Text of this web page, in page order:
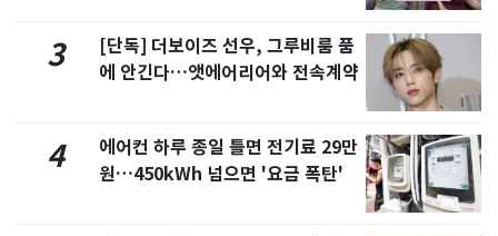
3
[단독] 더보이즈 선우, 그루비룸 품
에 안긴다…앳에어리어와 전속계약
4
에어컨 하루 종일 틀면 전기료 29만
원…450kWh 넘으면 '요금 폭탄'